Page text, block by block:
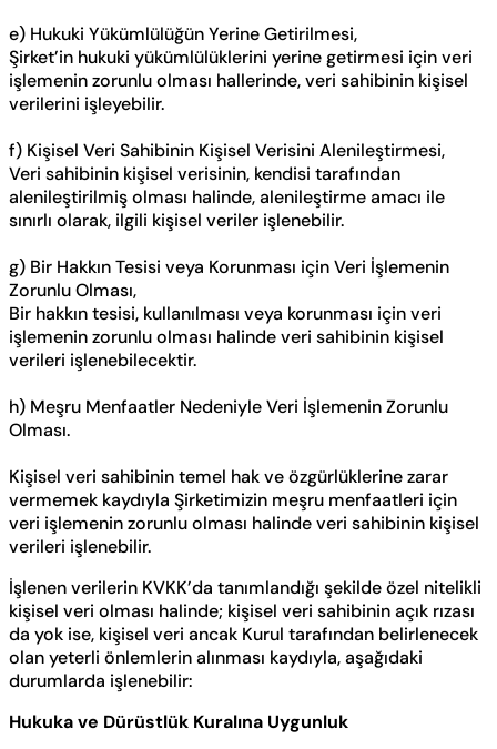
e) Hukuki Yükümlülüğün Yerine Getirilmesi,
Şirket’in hukuki yükümlülüklerini yerine getirmesi için veri
işlemenin zorunlu olması hallerinde, veri sahibinin kişisel
verilerini işleyebilir.
f) Kişisel Veri Sahibinin Kişisel Verisini Alenileştirmesi,
Veri sahibinin kişisel verisinin, kendisi tarafından
alenileştirilmiş olması halinde, alenileştirme amacı ile
sınırlı olarak, ilgili kişisel veriler işlenebilir.
g) Bir Hakkın Tesisi veya Korunması için Veri İşlemenin
Zorunlu Olması,
Bir hakkın tesisi, kullanılması veya korunması için veri
işlemenin zorunlu olması halinde veri sahibinin kişisel
verileri işlenebilecektir.
h) Meşru Menfaatler Nedeniyle Veri İşlemenin Zorunlu
Olması.
Kişisel veri sahibinin temel hak ve özgürlüklerine zarar
vermemek kaydıyla Şirketimizin meşru menfaatleri için
veri işlemenin zorunlu olması halinde veri sahibinin kişisel
verileri işlenebilir.
İşlenen verilerin KVKK’da tanımlandığı şekilde özel nitelikli
kişisel veri olması halinde; kişisel veri sahibinin açık rızası
da yok ise, kişisel veri ancak Kurul tarafından belirlenecek
olan yeterli önlemlerin alınması kaydıyla, aşağıdaki
durumlarda işlenebilir:
Hukuka ve Dürüstlük Kuralına Uygunluk